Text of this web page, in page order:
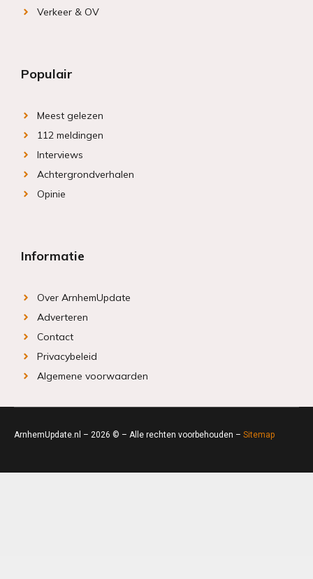
Verkeer & OV
Populair
Meest gelezen
112 meldingen
Interviews
Achtergrondverhalen
Opinie
Informatie
Over ArnhemUpdate
Adverteren
Contact
Privacybeleid
Algemene voorwaarden
ArnhemUpdate.nl – 2026 © – Alle rechten voorbehouden – Sitemap